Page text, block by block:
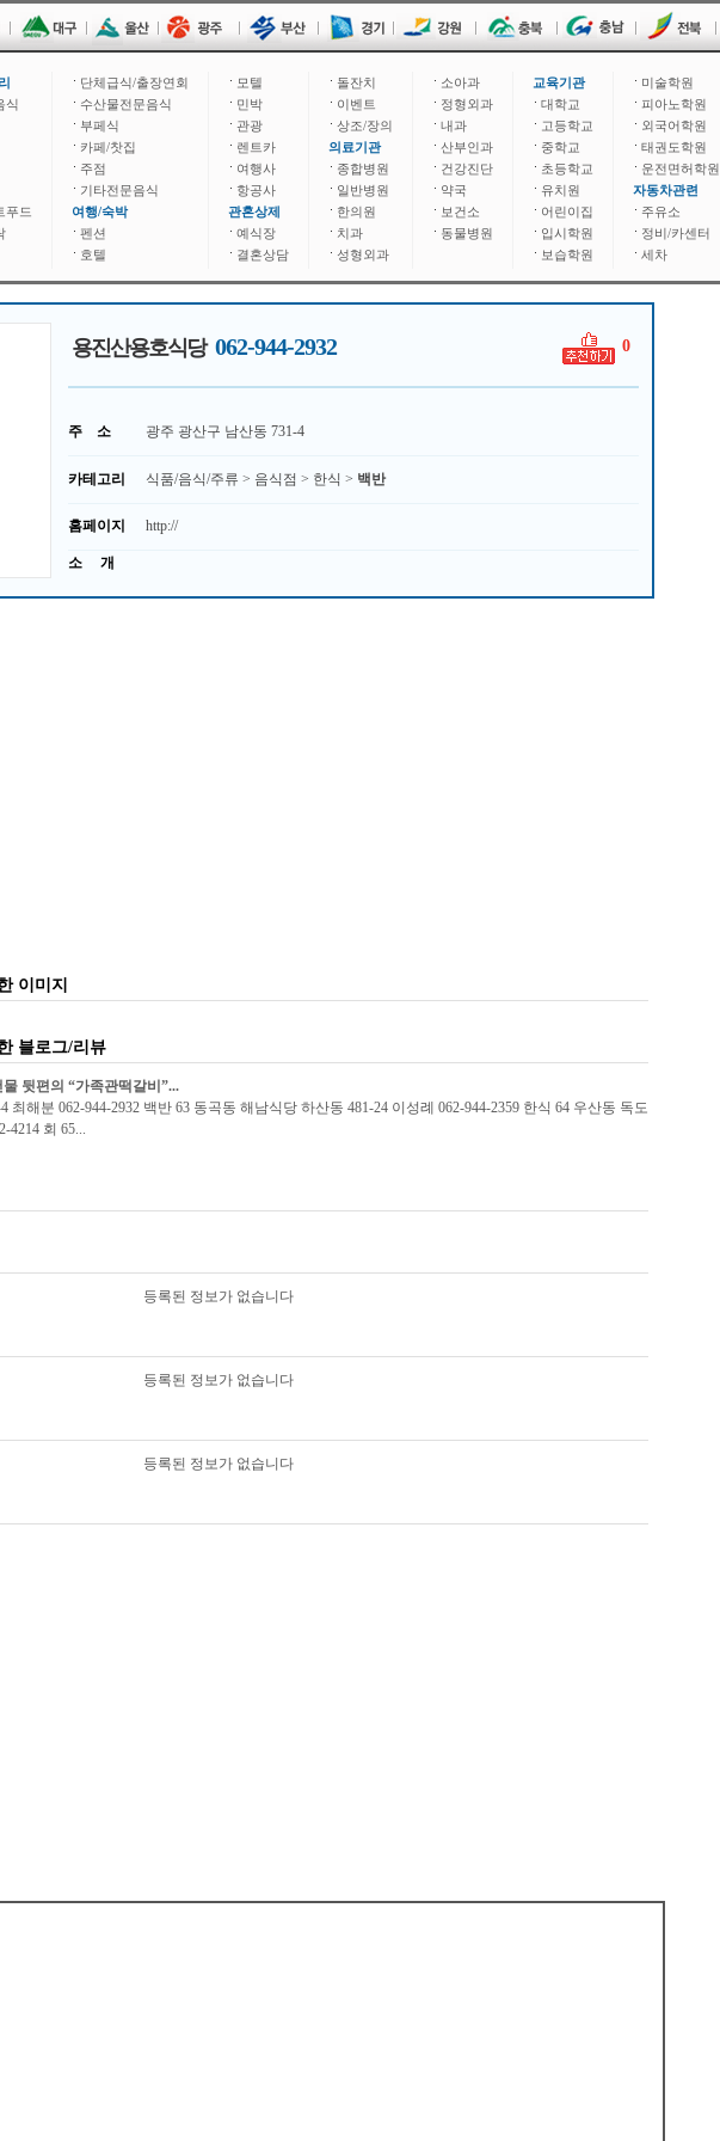
식
푸드
단체급식/출장연회
수산물전문음식
부페식
카페/찻집
주점
기타전문음식
여행/숙박
펜션
호텔
모텔
민박
관광
렌트카
여행사
항공사
관혼상제
예식장
결혼상담
돌잔치
이벤트
상조/장의
의료기관
종합병원
일반병원
한의원
치과
성형외과
소아과
정형외과
내과
산부인과
건강진단
약국
보건소
동물병원
교육기관
대학교
고등학교
중학교
초등학교
유치원
어린이집
입시학원
보습학원
미술학원
피아노학원
외국어학원
태권도학원
운전면허학원
자동차관련
주유소
정비/카센터
세차
용진산용호식당 062-944-2932 0
주 소 광주 광산구 남산동 731-4
카테고리 식품/음식/주류 > 음식점 > 한식 > 백반
홈페이지 http://
소 개
이미지
블로그/리뷰
뒷편의 “가족관떡갈비”...
최해분 062-944-2932 백반 63 동곡동 해남식당 하산동 481-24 이성례 062-944-2359 한식 64 우산동 독도
4214 회 65...
등록된 정보가 없습니다
등록된 정보가 없습니다
등록된 정보가 없습니다